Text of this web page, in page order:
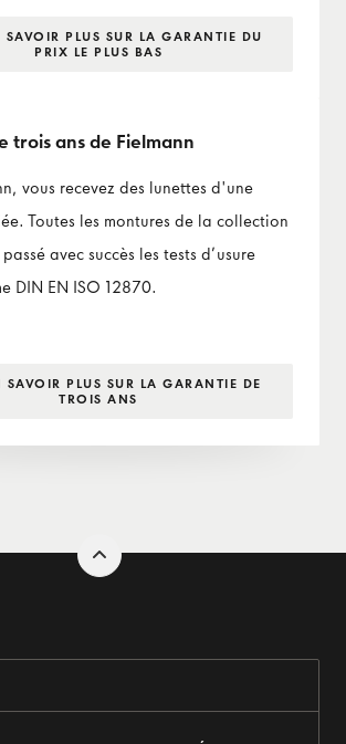
SAVOIR PLUS SUR LA GARANTIE DU
PRIX LE PLUS BAS
trois ans de Fielmann
vous recevez des lunettes d'une
Toutes les montures de la collection
avec succès les tests d’usure
DIN EN ISO 12870.
SAVOIR PLUS SUR LA GARANTIE DE
TROIS ANS